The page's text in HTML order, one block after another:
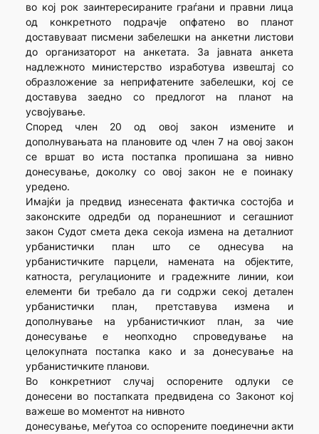
во кој рок заинтересираните граѓани и правни лица
од конкретното подрачје опфатено во планот
доставуваат писмени забелешки на анкетни листови
до организаторот на анкетата. За јавната анкета
надлежното министерство изработува извештај со
образложение за неприфатените забелешки, кој се
доставува заедно со предлогот на планот на
усвојување.
Според член 20 од овој закон измените и
дополнувањата на плановите од член 7 на овој закон
се вршат во иста постапка пропишана за нивно
донесување, доколку со овој закон не е поинаку
уредено.
Имајќи ја предвид изнесената фактичка состојба и
законските одредби од поранешниот и сегашниот
закон Судот смета дека секоја измена на деталниот
урбанистички план што се однесува на
урбанистичките парцели, намената на објектите,
катноста, регулационите и градежните линии, кои
елементи би требало да ги содржи секој детален
урбанистички план, претставува измена и
дополнување на урбанистичкиот план, за чие
донесување е неопходно спроведување на
целокупната постапка како и за донесување на
урбанистичките планови.
Во конкретниот случај оспорените одлуки се
донесени во постапката предвидена со Законот кој
важеше во моментот на нивното
донесување, меѓутоа со оспорените поединечни акти